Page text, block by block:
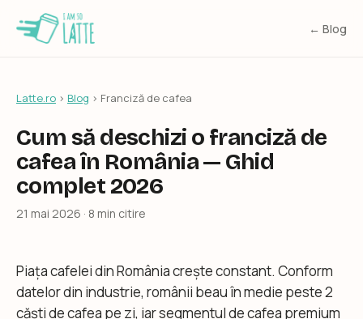
← Blog
Latte.ro › Blog › Franciză de cafea
Cum să deschizi o franciză de
cafea în România — Ghid
complet 2026
21 mai 2026 · 8 min citire
Piața cafelei din România crește constant. Conform
datelor din industrie, românii beau în medie peste 2
căști de cafea pe zi, iar segmentul de cafea premium